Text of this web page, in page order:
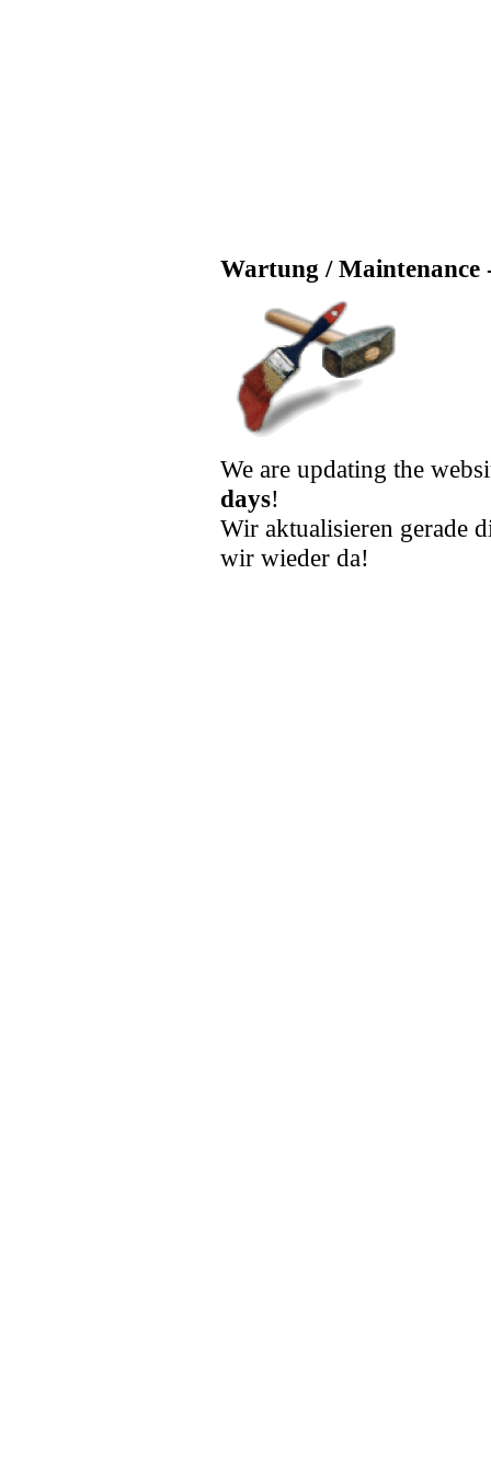
Wartung / Maintenance
We are updating the
days!
Wir aktualisieren gerade
wir wieder da!